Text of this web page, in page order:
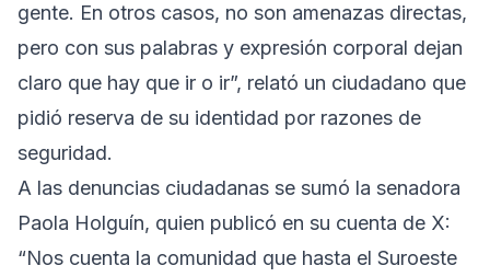
gente. En otros casos, no son amenazas directas,
pero con sus palabras y expresión corporal dejan
claro que hay que ir o ir”, relató un ciudadano que
pidió reserva de su identidad por razones de
seguridad.
A las denuncias ciudadanas se sumó la senadora
Paola Holguín, quien publicó en su cuenta de X:
“Nos cuenta la comunidad que hasta el Suroeste